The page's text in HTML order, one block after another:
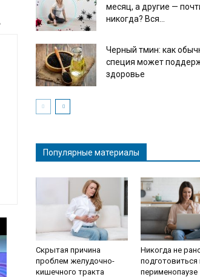
месяц, а другие —
никогда? Вся...
Черный тмин: как
специя может
здоровье
Популярные материалы
Скрытая причина
проблем желудочно-
кишечного тракта
Никогда не
подготовиться
перименопаузе